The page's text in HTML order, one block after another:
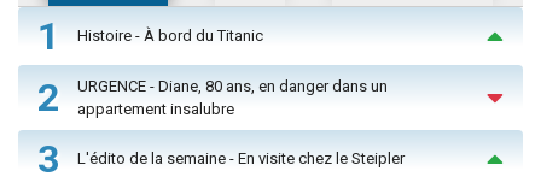
1 Histoire - À bord du Titanic
2
URGENCE - Diane, 80 ans, en danger dans un
appartement insalubre
3 L'édito de la semaine - En visite chez le Steipler